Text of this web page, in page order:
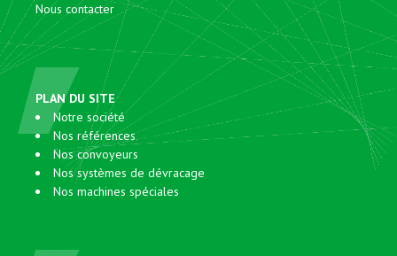
Nous contacter
PLAN DU SITE
Notre société
Nos références
Nos convoyeurs
Nos systèmes de dévracage
Nos machines spéciales